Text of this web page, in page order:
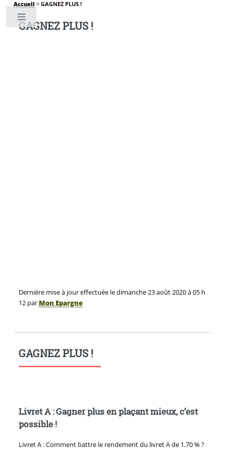
Accueil > GAGNEZ PLUS !
GAGNEZ PLUS !
Dernière mise à jour effectuée ledimanche 23 août 2020à 05 h
12par Mon Epargne
GAGNEZ PLUS !
Livret A : Gagner plus en plaçant mieux, c’est
possible !
Livret A : Comment battre le rendement du livret A de 1.70 % ?